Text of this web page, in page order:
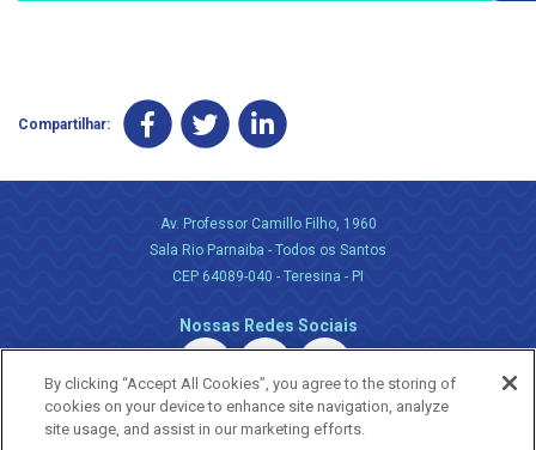
Compartilhar:
Av. Professor Camillo Filho, 1960
Sala Rio Parnaiba - Todos os Santos
CEP 64089-040 - Teresina - PI
Nossas Redes Sociais
By clicking “Accept All Cookies”, you agree to the storing of
cookies on your device to enhance site navigation, analyze
site usage, and assist in our marketing efforts.